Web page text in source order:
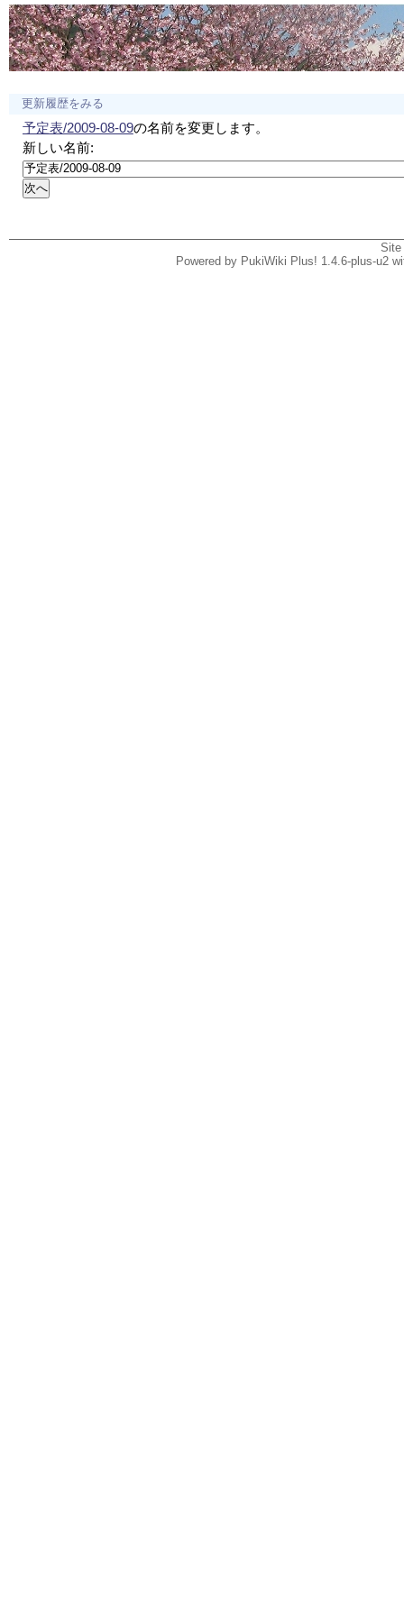
更新履歴をみる
予定表/2009-08-09の名前を変更します。
新しい名前:
Powered by PukiWiki Plus! 1.4.6-plus-u2